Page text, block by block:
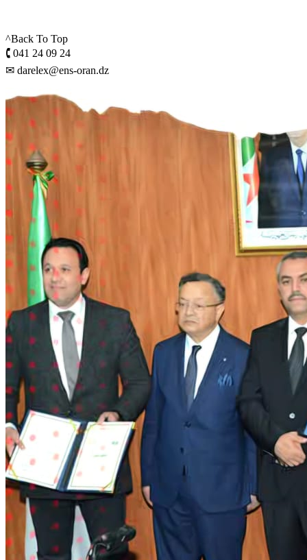
^Back To Top
🕻 041 24 09 24
✉ darelex@ens-oran.dz